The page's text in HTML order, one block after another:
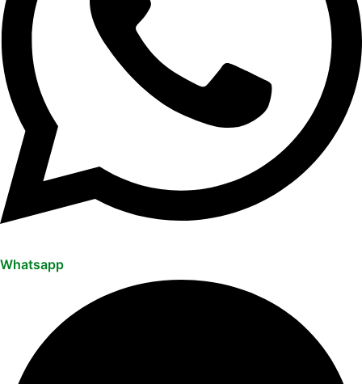
Whatsapp